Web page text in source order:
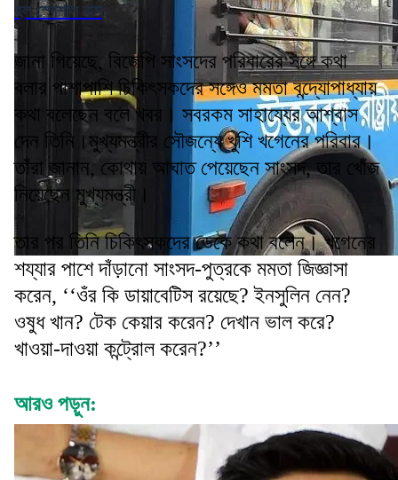
হল স্পেশাল বাস
জানা গিয়েছে, বিজেপি সাংসদের পরিবারের সঙ্গে কথা
বলার পাশাপাশি চিকিৎসকদের সঙ্গেও মমতা বন্দ্যোপাধ্যায়
কথা বলেছেন বলে খবর। সবরকম সাহায্যের আশ্বাস
দেন তিনি।মুখ্যমন্ত্রীর সৌজন্যে খুশি খগেনের পরিবার।
তাঁরা জানান, কোথায় আঘাত পেয়েছেন সাংসদ, তার খোঁজ
নিয়েছেন মুখ্যমন্ত্রী।
তার পর তিনি চিকিৎসকদের ডেকে কথা বলেন। খগেনের
শয্যার পাশে দাঁড়ানো সাংসদ-পুত্রকে মমতা জিজ্ঞাসা
করেন, ‘‘ওঁর কি ডায়াবেটিস রয়েছে? ইনসুলিন নেন?
ওষুধ খান? টেক কেয়ার করেন? দেখান ভাল করে?
খাওয়া-দাওয়া কন্ট্রোল করেন?’’
আরও পড়ুন: